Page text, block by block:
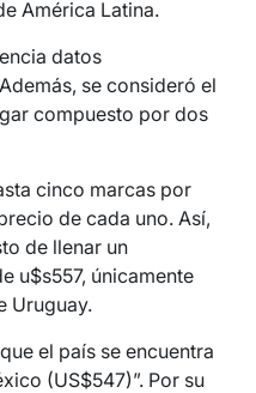
América Latina.
datos
se consideró el
compuesto por dos
cinco marcas por
de cada uno. Así,
de llenar un
u$s557, únicamente
Uruguay.
el país se encuentra
(US$547)”. Por su